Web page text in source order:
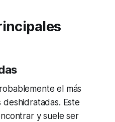
el más
Este
y suele ser